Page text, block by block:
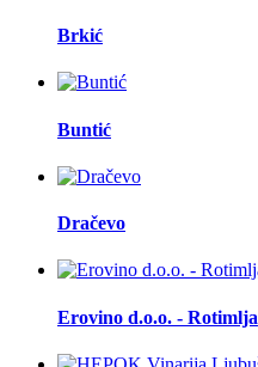
Brkić
Buntić
Dračevo
Erovino d.o.o. - Rotimlja